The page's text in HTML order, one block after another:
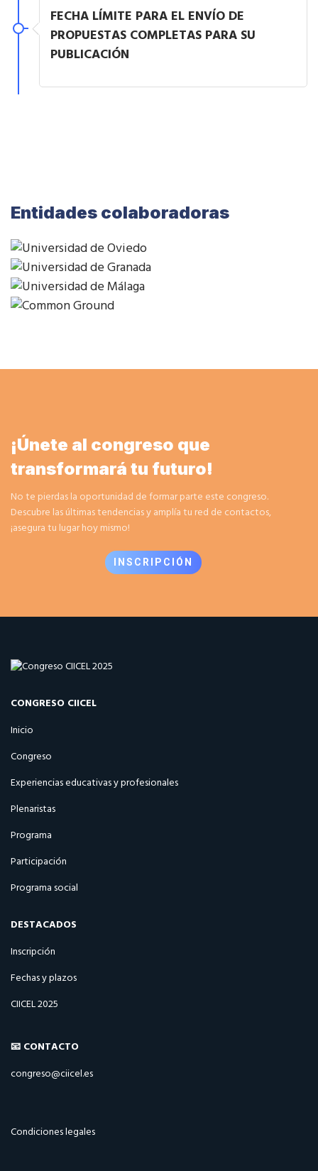
FECHA LÍMITE PARA EL ENVÍO DE
PROPUESTAS COMPLETAS PARA SU
PUBLICACIÓN
Entidades colaboradoras
¡Únete al congreso que
transformará tu futuro!
No te pierdas la oportunidad de formar parte este congreso.
Descubre las últimas tendencias y amplía tu red de contactos,
¡asegura tu lugar hoy mismo!
INSCRIPCIÓN
CONGRESO CIICEL
Inicio
Congreso
Experiencias educativas y profesionales
Plenaristas
Programa
Participación
Programa social
DESTACADOS
Inscripción
Fechas y plazos
CIICEL 2025
📧 CONTACTO
congreso@ciicel.es
Condiciones legales